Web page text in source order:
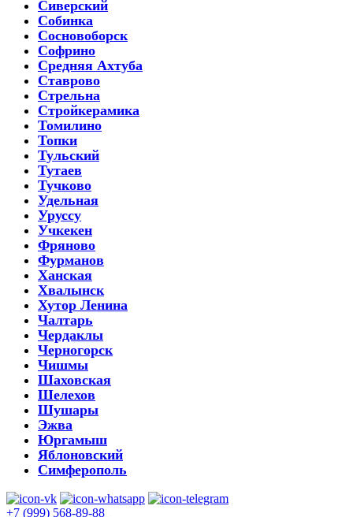
Сиверский
Собинка
Сосновоборск
Софрино
Средняя Ахтуба
Ставрово
Стрельна
Стройкерамика
Томилино
Топки
Тульский
Тутаев
Тучково
Удельная
Уруссу
Учкекен
Фряново
Фурманов
Ханская
Хвалынск
Хутор Ленина
Чалтарь
Чердаклы
Черногорск
Чишмы
Шаховская
Шелехов
Шушары
Эжва
Юргамыш
Яблоновский
Симферополь
+7 (999) 568-89-88